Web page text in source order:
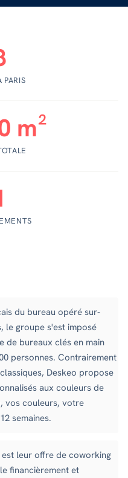
PARIS
m²
du bureau opéré sur-
le groupe s'est imposé
de bureaux clés en main
personnes. Contrairement
Deskeo propose
aux couleurs de
couleurs, votre
semaines.
leur offre de coworking
financièrement et